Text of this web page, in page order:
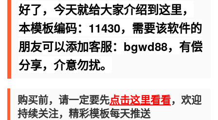
好了，今天就给大家介绍到这里，
本模板编码：11430，需要该软件的
朋友可以添加客服：bgwd88，有偿
分享， 介意勿扰。
购买前，请一定要先点击这里看看，欢迎
持续关注，精彩模板每天推送